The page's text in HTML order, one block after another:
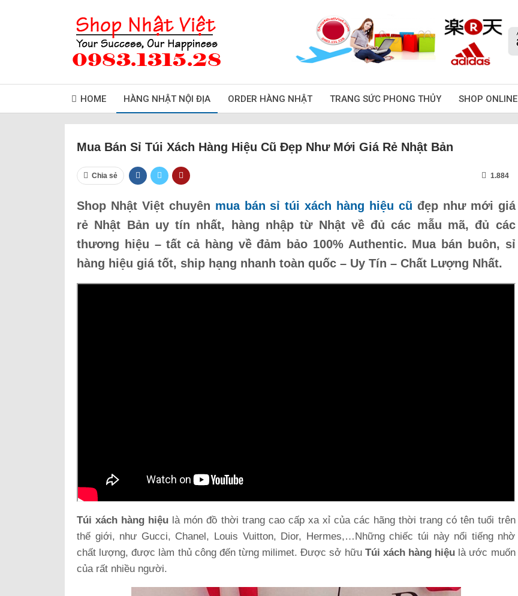
HOME HÀNG NHẬT NỘI ĐỊA ORDER HÀNG NHẬT TRANG SỨC PHONG THỦY SHOP ONLINE
Mua Bán Sỉ Túi Xách Hàng Hiệu Cũ Đẹp Như Mới Giá Rẻ Nhật Bản
Chia sẻ 1.884
Shop Nhật Việt chuyên mua bán sỉ túi xách hàng hiệu cũ đẹp như mới giá
rẻ Nhật Bản uy tín nhất, hàng nhập từ Nhật về đủ các mẫu mã, đủ các
thương hiệu – tất cả hàng về đảm bảo 100% Authentic. Mua bán buôn, sỉ
hàng hiệu giá tốt, ship hạng nhanh toàn quốc – Uy Tín – Chất Lượng Nhất.
Túi xách hàng hiệu là món đồ thời trang cao cấp xa xỉ của các hãng thời trang có tên tuổi trên
thế giới, như Gucci, Chanel, Louis Vuitton, Dior, Hermes,…Những chiếc túi này nổi tiếng nhờ
chất lượng, được làm thủ công đến từng milimet. Được sở hữu Túi xách hàng hiệu là ước muốn
của rất nhiều người.